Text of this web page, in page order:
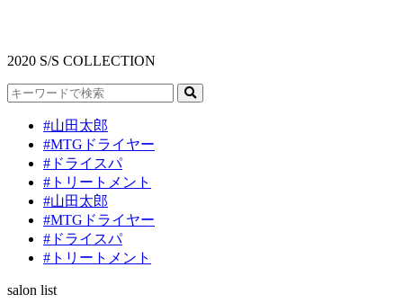
2020 S/S COLLECTION
#山田太郎
#MTGドライヤー
#ドライスパ
#トリートメント
#山田太郎
#MTGドライヤー
#ドライスパ
#トリートメント
salon list